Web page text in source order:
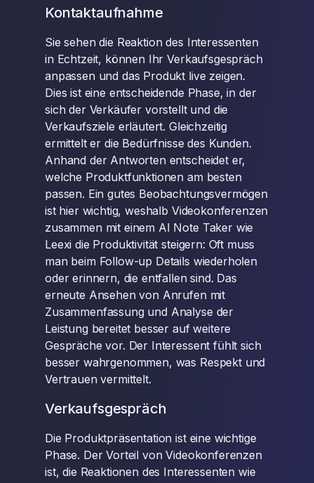
Kontaktaufnahme
Sie sehen die Reaktion des Interessenten
in Echtzeit, können Ihr Verkaufsgespräch
anpassen und das Produkt live zeigen.
Dies ist eine entscheidende Phase, in der
sich der Verkäufer vorstellt und die
Verkaufsziele erläutert. Gleichzeitig
ermittelt er die Bedürfnisse des Kunden.
Anhand der Antworten entscheidet er,
welche Produktfunktionen am besten
passen. Ein gutes Beobachtungsvermögen
ist hier wichtig, weshalb Videokonferenzen
zusammen mit einem AI Note Taker wie
Leexi die Produktivität steigern: Oft muss
man beim Follow-up Details wiederholen
oder erinnern, die entfallen sind. Das
erneute Ansehen von Anrufen mit
Zusammenfassung und Analyse der
Leistung bereitet besser auf weitere
Gespräche vor. Der Interessent fühlt sich
besser wahrgenommen, was Respekt und
Vertrauen vermittelt.
Verkaufsgespräch
Die Produktpräsentation ist eine wichtige
Phase. Der Vorteil von Videokonferenzen
ist, die Reaktionen des Interessenten wie